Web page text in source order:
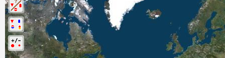
Fotos aéreas España
Photos aériennes ESRI
Carte OpenTopoMap